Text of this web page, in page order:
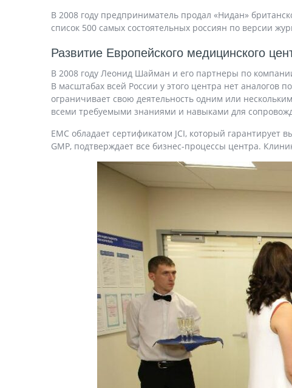
В 2008 году предприниматель продал «Нидан»
список 500 самых состоятельных россиян по версии
Развитие Европейского медицинского
В 2008 году Леонид Шайман и его партнеры по
В масштабах всей России у этого центра нет аналогов
ограничивает свою деятельность одним или
всеми требуемыми знаниями и навыками для
ЕМС обладает сертификатом JCI, который гарантирует
GMP, подтверждает все бизнес-процессы центра.